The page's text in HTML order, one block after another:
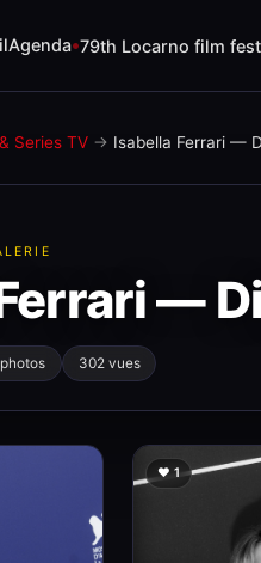
Agenda 79th Locarno film
Series TV → Isabella Ferrari —
—
302 vues
❤️ 1